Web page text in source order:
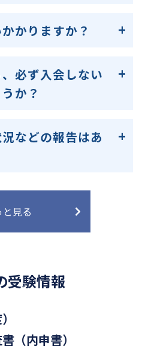
かりますか？
必ず入会しない
か？
などの報告はあ
と見る
受験情報
（内申書）